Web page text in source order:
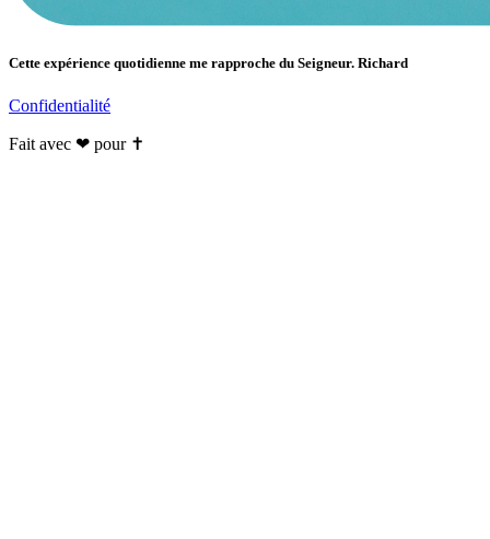
Cette expérience quotidienne me rapproche du Seigneur. Richard
Confidentialité
Fait avec ❤ pour ✝️️